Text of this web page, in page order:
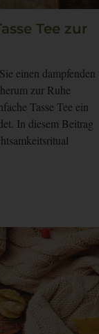
Tee zur
einen dampfenden
zur Ruhe
Tasse Tee ein
In diesem Beitrag